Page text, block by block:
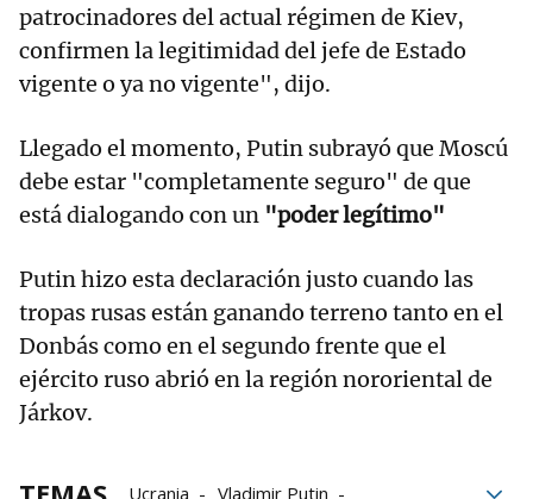
patrocinadores del actual régimen de Kiev,
confirmen la legitimidad del jefe de Estado
vigente o ya no vigente", dijo.
Llegado el momento, Putin subrayó que Moscú
debe estar "completamente seguro" de que
está dialogando con un "poder legítimo"
Putin hizo esta declaración justo cuando las
tropas rusas están ganando terreno tanto en el
Donbás como en el segundo frente que el
ejército ruso abrió en la región nororiental de
Járkov.
Ucrania Vladimir Putin